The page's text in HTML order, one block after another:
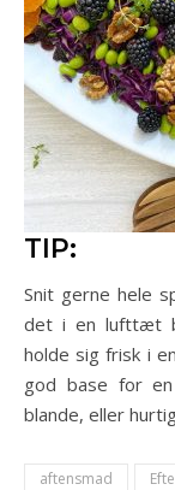
TIP:
Snit gerne hele
det i en lufttæt
holde sig frisk i
god base for
blande, eller
aftensmad